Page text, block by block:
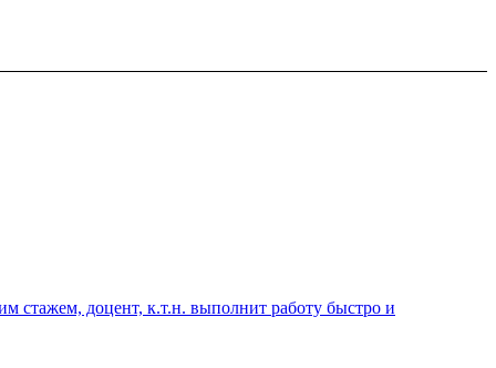
стажем, доцент, к.т.н. выполнит работу быстро и